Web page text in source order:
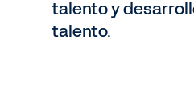
talento y
talento.